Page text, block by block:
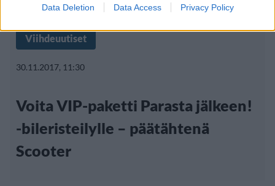
Data Deletion Data Access Privacy Policy
Viihdeuutiset
30.11.2017, 11:30
Voita VIP-paketti Parasta jälkeen!
-bileristeilylle – päätähtenä
Scooter